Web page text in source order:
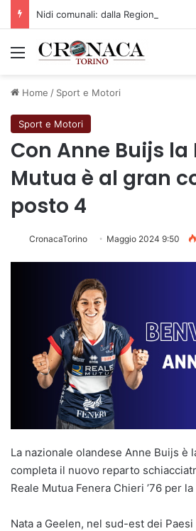
Menu
Home / Sport e Motori
Sport e Motori
Con Anne Buijs la
Mutua è al gran
posto 4
CronacaTorino Maggio 2024 9:50
La nazionale olandese Anne Buijs è
completa il nuovo reparto
Reale Mutua Fenera Chieri ’76 per
Nata a Geelen, nel sud-est dei